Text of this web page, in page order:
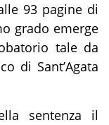
93 pagine di
grado emerge
tale da
di Sant’Agata
sentenza il